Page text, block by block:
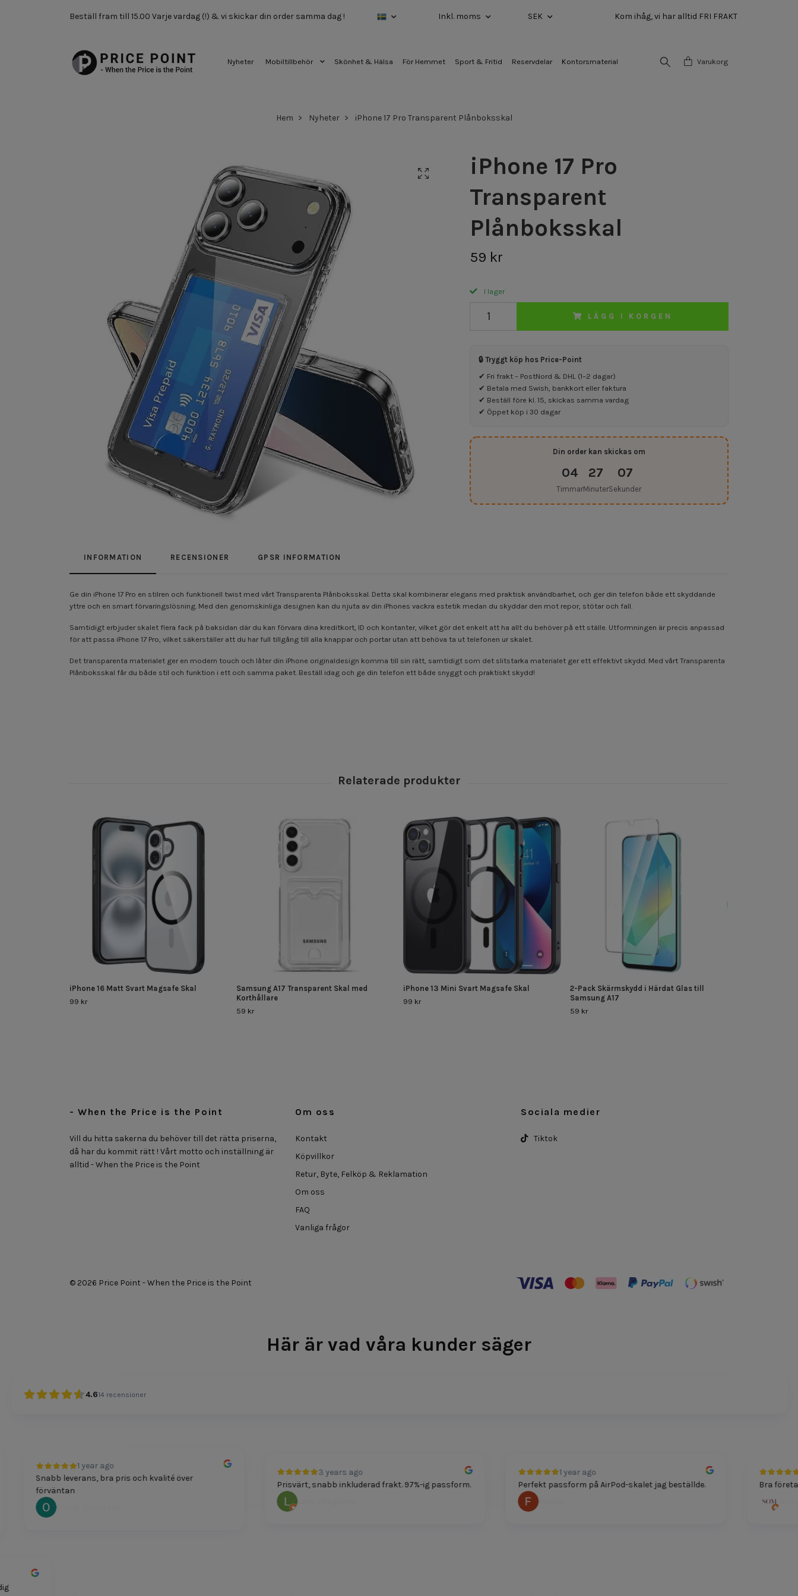
Beställ fram till 15.00 Varje vardag (!) & vi skickar din order samma dag ! Inkl. moms SEK Kom ihåg, vi har alltid FRI FRAKT
Nyheter Mobiltillbehör Skönhet & Hälsa För Hemmet Sport & Fritid Reservdelar Kontorsmaterial Varukorg
Hem Nyheter iPhone 17 Pro Transparent Plånboksskal
iPhone 17 Pro
Transparent
Plånboksskal
59 kr
I lager
LÄGG I KORGEN
🔒 Tryggt köp hos Price-Point
✔ Fri frakt – PostNord & DHL (1–2 dagar)
✔ Betala med Swish, bankkort eller faktura
✔ Beställ före kl. 15, skickas samma vardag
✔ Öppet köp i 30 dagar
Din order kan skickas om
04
Timmar
27
Minuter
06
Sekunder
INFORMATION RECENSIONER GPSR INFORMATION
Ge din iPhone 17 Pro en stilren och funktionell twist med vårt Transparenta Plånboksskal. Detta skal kombinerar elegans med praktisk användbarhet, och ger din telefon både ett skyddande
yttre och en smart förvaringslösning. Med den genomskinliga designen kan du njuta av din iPhones vackra estetik medan du skyddar den mot repor, stötar och fall.
Samtidigt erbjuder skalet flera fack på baksidan där du kan förvara dina kreditkort, ID och kontanter, vilket gör det enkelt att ha allt du behöver på ett ställe. Utformningen är precis anpassad
för att passa iPhone 17 Pro, vilket säkerställer att du har full tillgång till alla knappar och portar utan att behöva ta ut telefonen ur skalet.
Det transparenta materialet ger en modern touch och låter din iPhone originaldesign komma till sin rätt, samtidigt som det slitstarka materialet ger ett effektivt skydd. Med vårt Transparenta
Plånboksskal får du både stil och funktion i ett och samma paket. Beställ idag och ge din telefon ett både snyggt och praktiskt skydd!
iPhone 16 Matt Svart Magsafe Skal
99 kr
Samsung A17 Transparent Skal med
Korthållare
59 kr
iPhone 13 Mini Svart Magsafe Skal
99 kr
2-Pack Skärmskydd i Härdat Glas till
Samsung A17
59 kr
- When the Price is the Point
Vill du hitta sakerna du behöver till det rätta priserna,
då har du kommit rätt ! Vårt motto och inställning är
alltid - When the Price is the Point
Om oss
Kontakt
Köpvillkor
Retur, Byte, Felköp & Reklamation
Om oss
FAQ
Vanliga frågor
Sociala medier
Tiktok
© 2026 Price Point - When the Price is the Point
Här är vad våra kunder säger
4.614 recensioner
1 year ago
Snabb leverans, bra pris och kvalité över
förväntan
Oscar Svensson
3 years ago
Prisvärt, snabb inkluderad frakt. 97%-ig passform.
Lars Skoglund
1 year ago
Perfekt passform på AirPod-skalet jag beställde.
Felicia
1
Bra företag
Som